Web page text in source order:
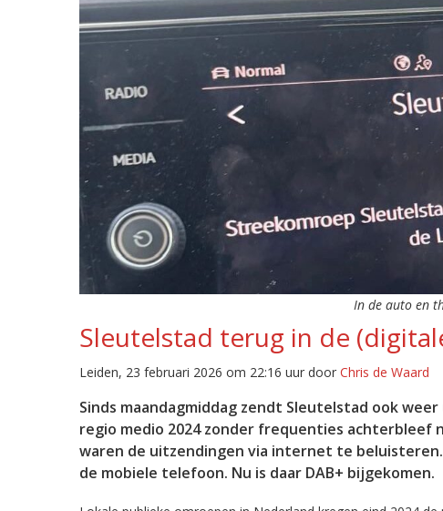
In de auto en
Sleutelstad terug in de
Leiden, 23 februari 2026 om 22:16 uur door Chris de Waard
Sinds maandagmiddag zendt Sleutelstad ook
regio medio 2024 zonder frequenties achterbleef
waren de uitzendingen via internet te
de mobiele telefoon. Nu is daar DAB+ bijgekomen.